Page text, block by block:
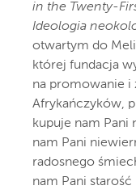
in the Twenty-
Ideologia
otwartym do
której fundacja
na promowanie i
Afrykańczyków,
kupuje nam Pani
nam Pani
radosnego
nam Pani